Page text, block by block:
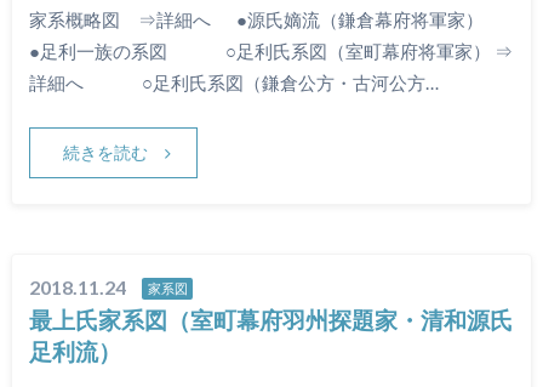
家系概略図 ⇒詳細へ ●源氏嫡流（鎌倉幕府将軍家）
●足利一族の系図 ○足利氏系図（室町幕府将軍家） ⇒
詳細へ ○足利氏系図（鎌倉公方・古河公方…
続きを読む
2018.11.24 家系図
最上氏家系図（室町幕府羽州探題家・清和源氏
足利流）